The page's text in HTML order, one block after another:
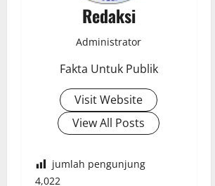
Redaksi
Administrator
Fakta Untuk Publik
Visit Website
View All Posts
jumlah pengunjung
4,022